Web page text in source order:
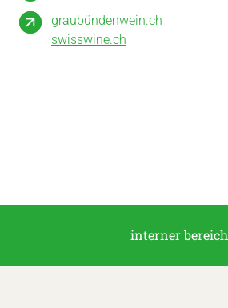
graubündenwein.ch
swisswine.ch
interner bereich